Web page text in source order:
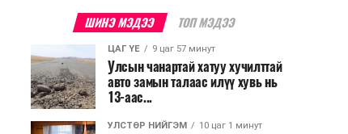
ШИНЭ МЭДЭЭ ТОП МЭДЭЭ
ЦАГ ҮЕ 9 цаг 57 минут
Улсын чанартай хатуу хучилттай
авто замын талаас илүү хувь нь
13-аас...
УЛСТӨР НИЙГЭМ 10 цаг 1 минут